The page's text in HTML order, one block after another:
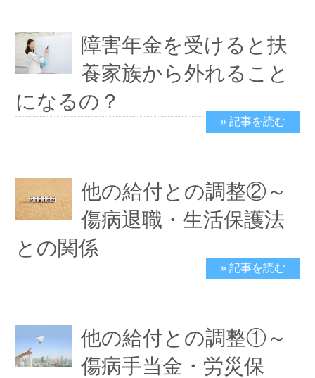
障害年金を受けると扶
養家族から外れること
になるの？
2019/3/12
» 記事を読む
他の給付との調整②～
傷病退職・生活保護法
との関係
2019/2/26
» 記事を読む
他の給付との調整①～
傷病手当金・労災保